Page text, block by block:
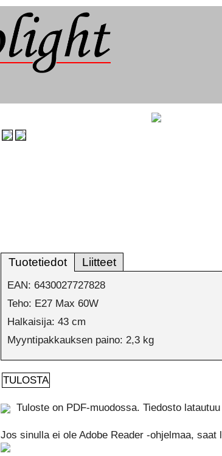
Tuotetiedot Liitteet
EAN: 6430027727828
Teho: E27 Max 60W
Halkaisija: 43 cm
Myyntipakkauksen paino: 2,3 kg
Tuloste on PDF-muodossa. Tiedosto
Jos sinulla ei ole Adobe Reader -ohjelmaa,